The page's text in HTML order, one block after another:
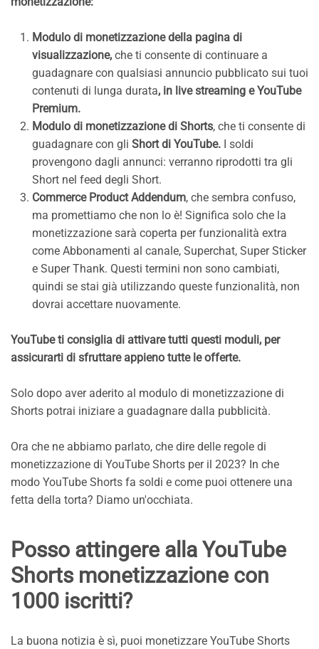
Modulo di monetizzazione della pagina di
visualizzazione, che ti consente di continuare a
guadagnare con qualsiasi annuncio pubblicato sui tuoi
contenuti di lunga durata, in live streaming e YouTube
Premium.
Modulo di monetizzazione di Shorts, che ti consente di
guadagnare con gli Short di YouTube. I soldi
provengono dagli annunci: verranno riprodotti tra gli
Short nel feed degli Short.
Commerce Product Addendum, che sembra confuso,
ma promettiamo che non lo è! Significa solo che la
monetizzazione sarà coperta per funzionalità extra
come Abbonamenti al canale, Superchat, Super Sticker
e Super Thank. Questi termini non sono cambiati,
quindi se stai già utilizzando queste funzionalità, non
dovrai accettare nuovamente.
YouTube ti consiglia di attivare tutti questi moduli, per
assicurarti di sfruttare appieno tutte le offerte.
Solo dopo aver aderito al modulo di monetizzazione di
Shorts potrai iniziare a guadagnare dalla pubblicità.
Ora che ne abbiamo parlato, che dire delle regole di
monetizzazione di YouTube Shorts per il 2023? In che
modo YouTube Shorts fa soldi e come puoi ottenere una
fetta della torta? Diamo un'occhiata.
Posso attingere alla YouTube
Shorts monetizzazione con
1000 iscritti?
La buona notizia è sì, puoi monetizzare YouTube Shorts